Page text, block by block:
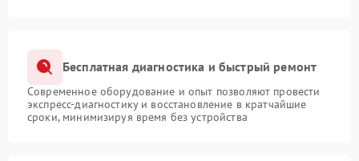
Бесплатная диагностика и быстрый ремонт
Современное оборудование и опыт позволяют провести
экспресс-диагностику и восстановление в кратчайшие
сроки, минимизируя время без устройства